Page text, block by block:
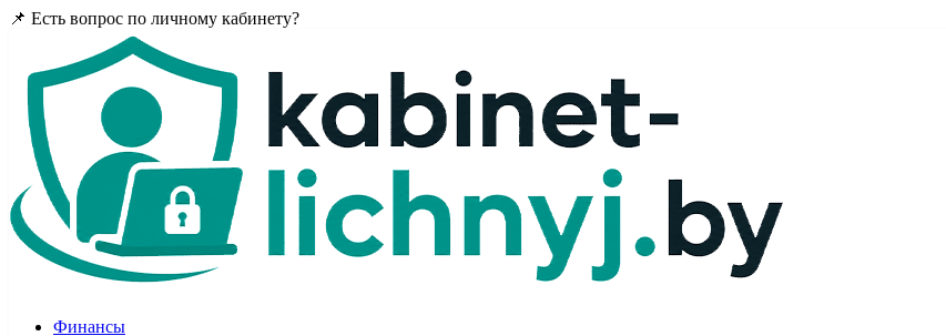
📌 Есть вопрос по личному кабинету?
Финансы